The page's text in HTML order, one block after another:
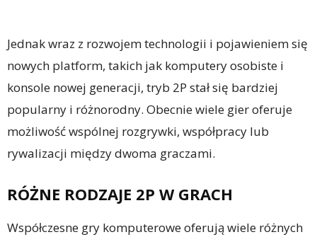
Jednak wraz z rozwojem technologii i pojawieniem się
nowych platform, takich jak komputery osobiste i
konsole nowej generacji, tryb 2P stał się bardziej
popularny i różnorodny. Obecnie wiele gier oferuje
możliwość wspólnej rozgrywki, współpracy lub
rywalizacji między dwoma graczami.
RÓŻNE RODZAJE 2P W GRACH
Współczesne gry komputerowe oferują wiele różnych